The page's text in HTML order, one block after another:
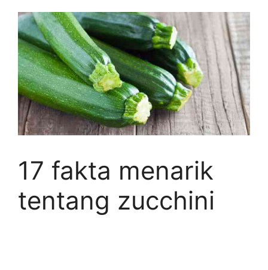
17 fakta menarik
tentang zucchini